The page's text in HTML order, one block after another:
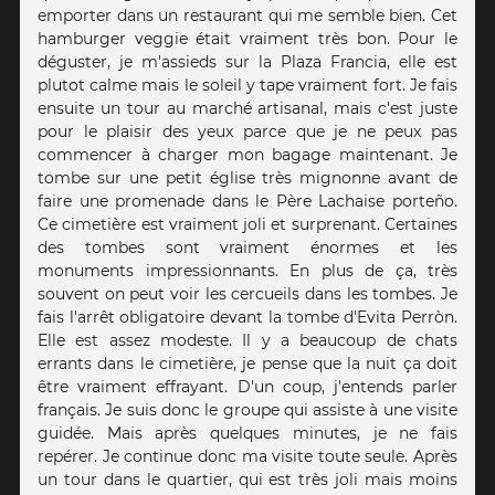
emporter dans un restaurant qui me semble bien. Cet
hamburger veggie était vraiment très bon. Pour le
déguster, je m'assieds sur la Plaza Francia, elle est
plutot calme mais le soleil y tape vraiment fort. Je fais
ensuite un tour au marché artisanal, mais c'est juste
pour le plaisir des yeux parce que je ne peux pas
commencer à charger mon bagage maintenant. Je
tombe sur une petit église très mignonne avant de
faire une promenade dans le Père Lachaise porteño.
Ce cimetière est vraiment joli et surprenant. Certaines
des tombes sont vraiment énormes et les
monuments impressionnants. En plus de ça, très
souvent on peut voir les cercueils dans les tombes. Je
fais l'arrêt obligatoire devant la tombe d'Evita Perròn.
Elle est assez modeste. Il y a beaucoup de chats
errants dans le cimetière, je pense que la nuit ça doit
être vraiment effrayant. D'un coup, j'entends parler
français. Je suis donc le groupe qui assiste à une visite
guidée. Mais après quelques minutes, je ne fais
repérer. Je continue donc ma visite toute seule. Après
un tour dans le quartier, qui est très joli mais moins